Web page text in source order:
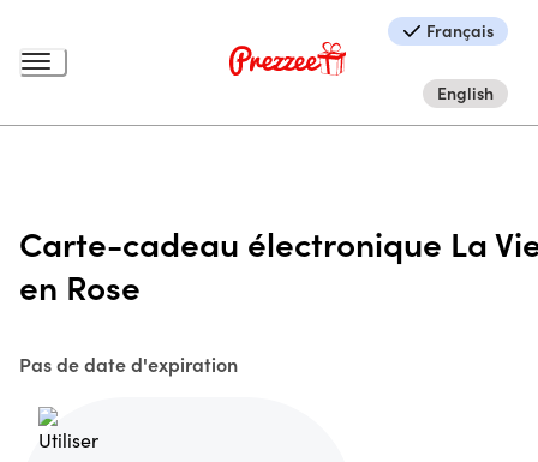
Français
English
Carte-cadeau électronique La
en Rose
Pas de date d'expiration